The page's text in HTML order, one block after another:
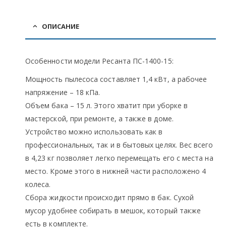
ОПИСАНИЕ
Особенности модели Ресанта ПС-1400-15:
Мощность пылесоса составляет 1,4 кВт, а рабочее
напряжение – 18 кПа.
Объем бака – 15 л. Этого хватит при уборке в
мастерской, при ремонте, а также в доме.
Устройство можно использовать как в
профессиональных, так и в бытовых целях. Вес всего
в 4,23 кг позволяет легко перемещать его с места на
место. Кроме этого в нижней части расположено 4
колеса.
Сбора жидкости происходит прямо в бак. Сухой
мусор удобнее собирать в мешок, который также
есть в комплекте.